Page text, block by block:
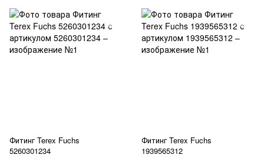
Фитинг Terex Fuchs
5260301234
Фитинг Terex Fuchs
1939565312